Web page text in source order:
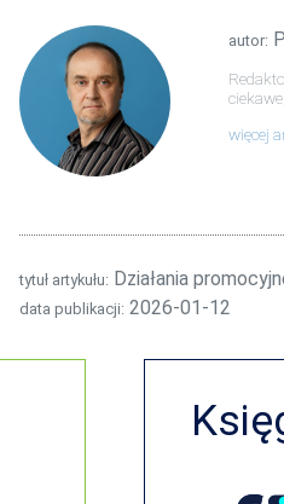
autor:
więcej
tytuł artykułu: Działania
data publikacji: 2026-01-12